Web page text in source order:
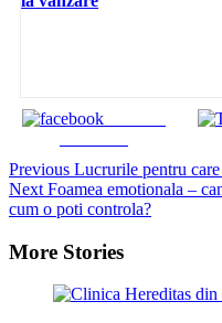
Continue
Reading
Previous Lucrurile pentru
Next Foamea emotionala –
cum o poti controla?
More Stories